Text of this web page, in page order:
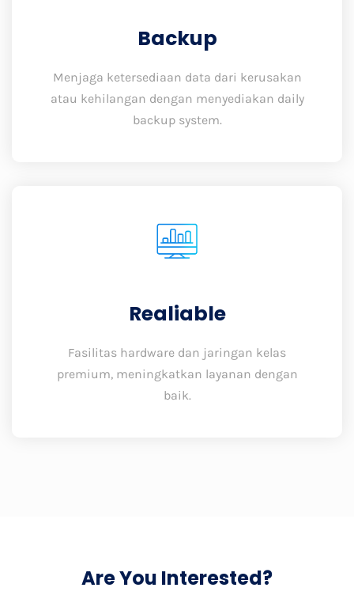
Backup
Menjaga ketersediaan data dari kerusakan
atau kehilangan dengan menyediakan daily
backup system.
Realiable
Fasilitas hardware dan jaringan kelas
premium, meningkatkan layanan dengan
baik.
Are You Interested?